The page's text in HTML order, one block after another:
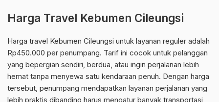
Harga Travel Kebumen Cileungsi
Harga travel Kebumen Cileungsi untuk layanan reguler adalah
Rp450.000 per penumpang. Tarif ini cocok untuk pelanggan
yang bepergian sendiri, berdua, atau ingin perjalanan lebih
hemat tanpa menyewa satu kendaraan penuh. Dengan harga
tersebut, penumpang mendapatkan layanan perjalanan yang
lebih praktis dibanding harus mengatur banyak transportasi